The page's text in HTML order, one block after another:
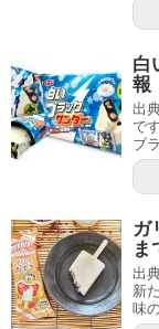
白
報
出
で
ブ
ガ
ま
出
新
味